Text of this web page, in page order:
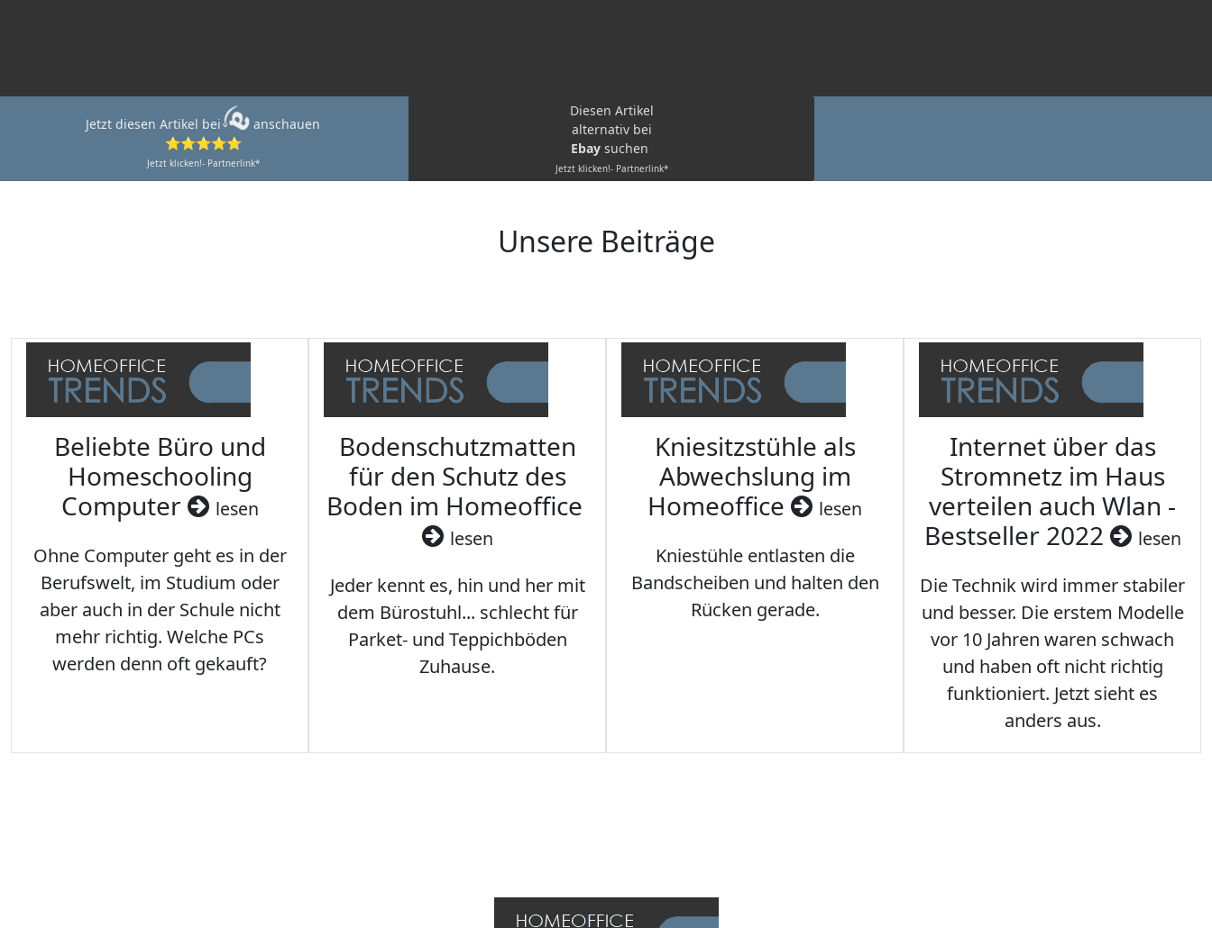
Jetzt diesen Artikel bei
anschauen
⭐⭐⭐⭐⭐
Jetzt klicken!- Partnerlink*
Diesen Artikel
alternativ bei
Ebay suchen
Jetzt klicken!- Partnerlink*
Unsere Beiträge
Beliebte Büro und
Homeschooling
Computer
lesen
Ohne Computer geht es in der
Berufswelt, im Studium oder
aber auch in der Schule nicht
mehr richtig. Welche PCs
werden denn oft gekauft?
Bodenschutzmatten
für den Schutz des
Boden im Homeoffice
lesen
Jeder kennt es, hin und her mit
dem Bürostuhl... schlecht für
Parket- und Teppichböden
Zuhause.
Kniesitzstühle als
Abwechslung im
Homeoffice
lesen
Kniestühle entlasten die
Bandscheiben und halten den
Rücken gerade.
Internet über das
Stromnetz im Haus
verteilen auch Wlan -
Bestseller 2022
lesen
Die Technik wird immer stabiler
und besser. Die erstem Modelle
vor 10 Jahren waren schwach
und haben oft nicht richtig
funktioniert. Jetzt sieht es
anders aus.